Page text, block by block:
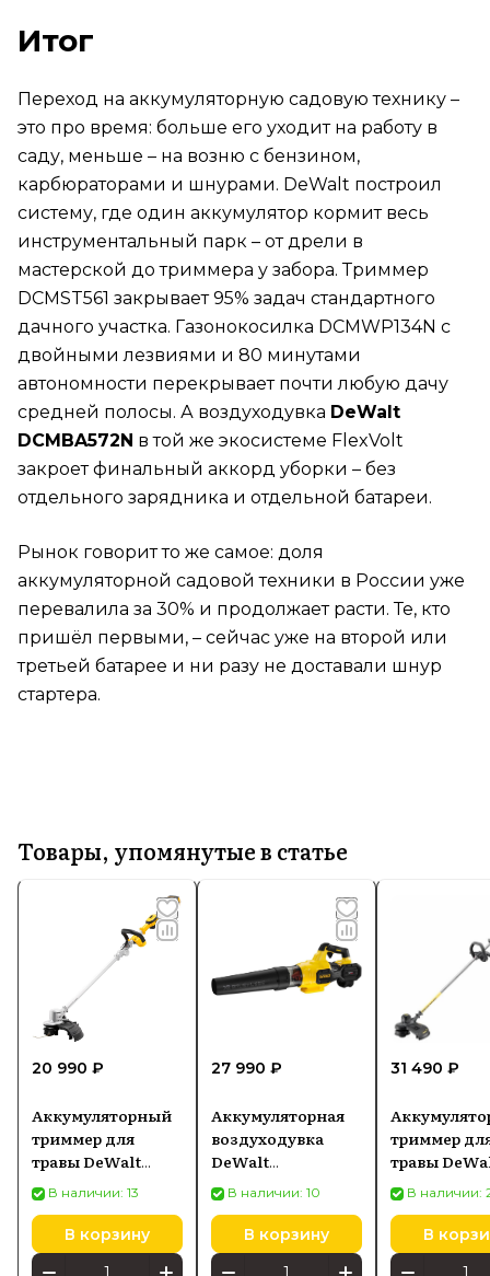
Итог
Переход на аккумуляторную садовую технику –
это про время: больше его уходит на работу в
саду, меньше – на возню с бензином,
карбюраторами и шнурами. DeWalt построил
систему, где один аккумулятор кормит весь
инструментальный парк – от дрели в
мастерской до триммера у забора. Триммер
DCMST561 закрывает 95% задач стандартного
дачного участка. Газонокосилка DCMWP134N с
двойными лезвиями и 80 минутами
автономности перекрывает почти любую дачу
средней полосы. А воздуходувка DeWalt
DCMBA572N в той же экосистеме FlexVolt
закроет финальный аккорд уборки – без
отдельного зарядника и отдельной батареи.
Рынок говорит то же самое: доля
аккумуляторной садовой техники в России уже
перевалила за 30% и продолжает расти. Те, кто
пришёл первыми, – сейчас уже на второй или
третьей батарее и ни разу не доставали шнур
стартера.
Товары, упомянутые в статье
20 990 ₽
Аккумуляторный
триммер для
травы DeWalt
DCMST561N, без
АКБ и ЗУ
В наличии: 13
В корзину
27 990 ₽
Аккумуляторная
воздуходувка
DeWalt
DCMBA572N, без
АКБ и ЗУ
В наличии: 10
В корзину
31 490 ₽
триммер
травы
DCM571N-
АКБ и ЗУ
В наличии:
В